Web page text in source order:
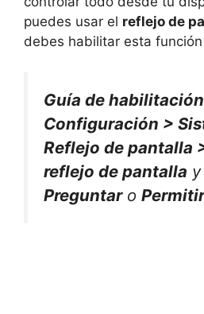
puedes usar el reflejo de
debes habilitar esta
Guía de habilitación
Configuración >
Reflejo de pantalla
reflejo de pantalla
Preguntaro